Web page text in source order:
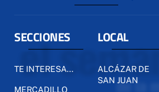
SECCIONES
TE INTERESA...
MERCADILLO
LOCAL
ALCÁZAR DE
SAN JUAN